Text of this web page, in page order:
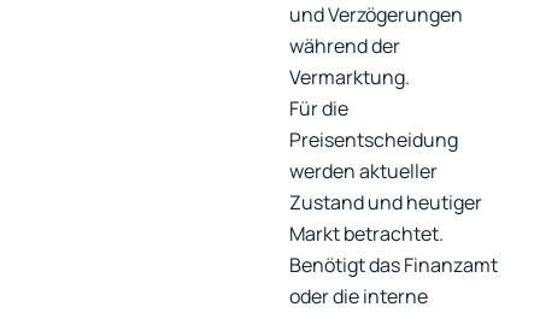
und Verzögerungen
während der
Vermarktung.
Für die
Preisentscheidung
werden aktueller
Zustand und heutiger
Markt betrachtet.
Benötigt das Finanzamt
oder die interne